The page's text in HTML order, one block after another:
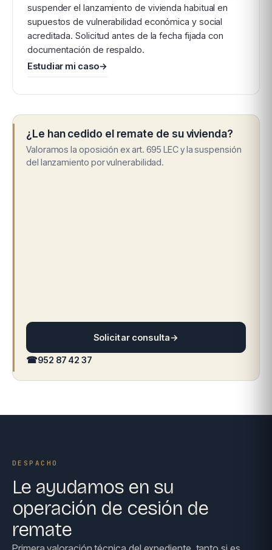
suspender el lanzamiento de vivienda habitual en
supuestos de vulnerabilidad económica y social
acreditada. Solicitud antes de la fecha fijada con
documentación de respaldo.
Estudiar mi caso→
¿Le han cedido el remate de su vivienda?
Valoramos la oposición ex art. 695 LEC y la suspensión
del lanzamiento por vulnerabilidad.
Solicitar consulta→
☎952 87 42 37
DESPACHO
Le ayudamos en su
operación de cesión de
remate